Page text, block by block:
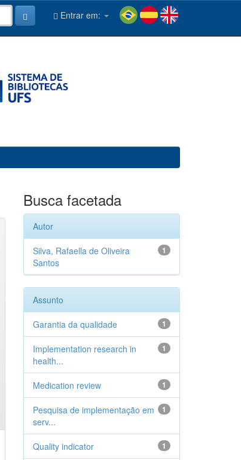
Entrar em:
Busca facetada
Autor
1
Silva, Rafaella de Oliveira
Santos
Assunto
1
Garantia da qualidade
1
Implementation research in
health...
1
Medication review
1
Pesquisa de implementação em
serv...
1
Quality indicator